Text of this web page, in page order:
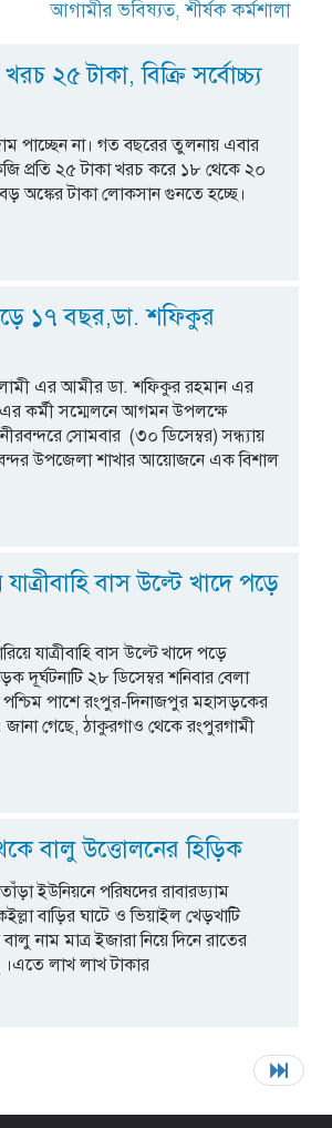
আগামীর ভবিষ্যত, শীর্ষক কর্মশালা
২৫ টাকা, বিক্রি সর্বোচ্চ্য
পাচ্ছেন না। গত বছরের তুলনায় এবার
প্রতি ২৫ টাকা খরচ করে ১৮ থেকে ২০
বড় অঙ্কের টাকা লোকসান গুনতে হচ্ছে।
১৭ বছর,ডা. শফিকুর
এর আমীর ডা. শফিকুর রহমান এর
কর্মী সম্মেলনে আগমন উপলক্ষে
সোমবার (৩০ ডিসেম্বর) সন্ধ্যায়
উপজেলা শাখার আয়োজনে এক বিশাল
যাত্রীবাহি বাস উল্টে খাদে পড়ে
যাত্রীবাহি বাস উল্টে খাদে পড়ে
২৮ ডিসেম্বর শনিবার বেলা
পাশে রংপুর-দিনাজপুর মহাসড়কের
জানা গেছে, ঠাকুরগাও থেকে রংপুরগামী
বালু উত্তোলনের হিড়িক
ইউনিয়নে পরিষদের রাবারড্যাম
বাড়ির ঘাটে ও ভিয়াইল খেড়খাটি
নাম মাত্র ইজারা নিয়ে দিনে রাতের
।এতে লাখ লাখ টাকার